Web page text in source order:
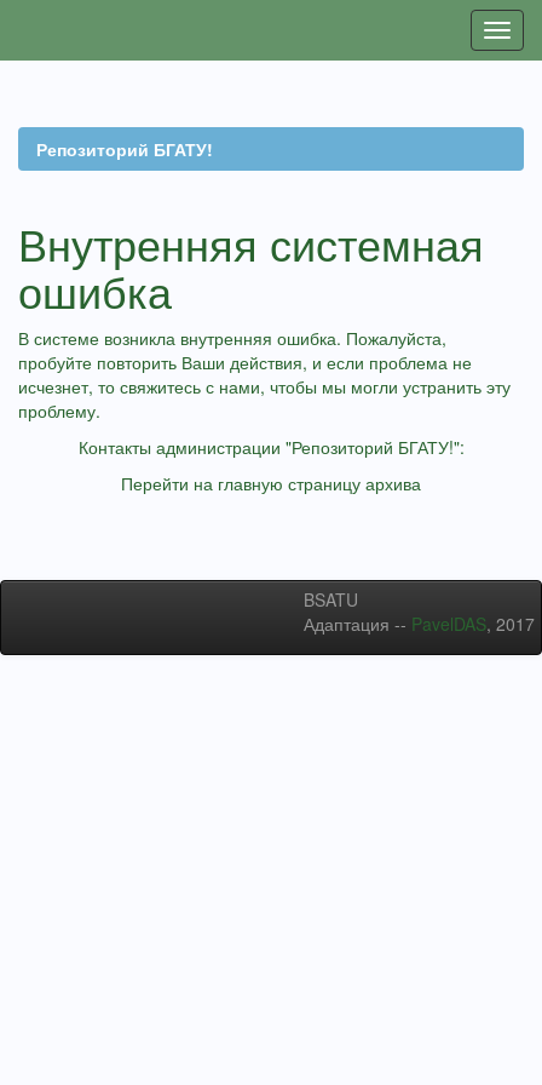
Репозиторий БГАТУ!
Внутренняя системная
ошибка
В системе возникла внутренняя ошибка. Пожалуйста,
пробуйте повторить Ваши действия, и если проблема не
исчезнет, то свяжитесь с нами, чтобы мы могли устранить эту
проблему.
Контакты администрации "Репозиторий БГАТУ!":
Перейти на главную страницу архива
BSATU
Адаптация -- PavelDAS, 2017